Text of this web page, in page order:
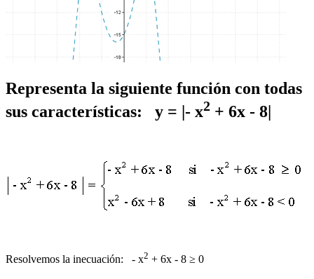
Representa la siguiente función con todas
sus características: y = |- x2 + 6x - 8|
Resolvemos la inecuación: - x2 + 6x - 8 ≥ 0